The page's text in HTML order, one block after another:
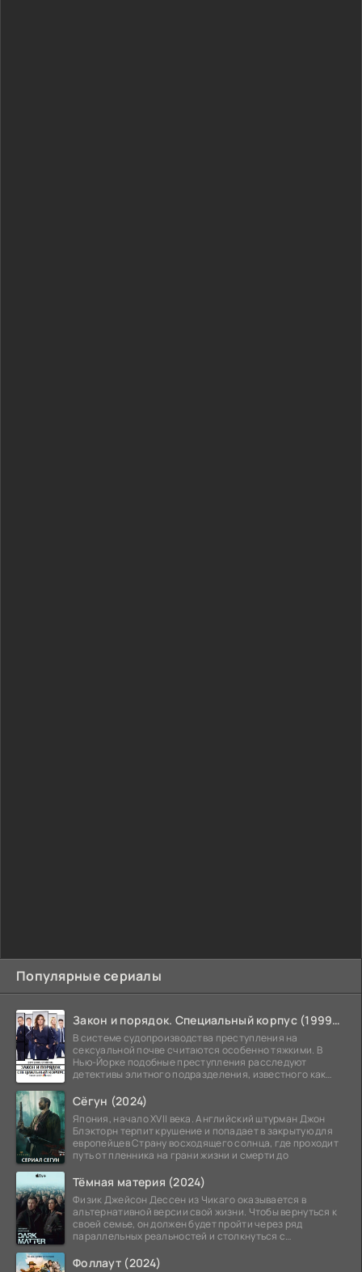
Популярные сериалы
Закон и порядок. Специальный корпус (1999-2026)
В системе судопроизводства преступления на
сексуальной почве считаются особенно тяжкими. В
Нью-Йорке подобные преступления расследуют
детективы элитного подразделения, известного как
Сёгун (2024)
Япония, начало XVII века. Английский штурман Джон
Блэкторн терпит крушение и попадает в закрытую для
европейцев Страну восходящего солнца, где проходит
путь от пленника на грани жизни и смерти до
Тёмная материя (2024)
Физик Джейсон Дессен из Чикаго оказывается в
альтернативной версии свой жизни. Чтобы вернуться к
своей семье, он должен будет пройти через ряд
параллельных реальностей и столкнуться с
Фоллаут (2024)